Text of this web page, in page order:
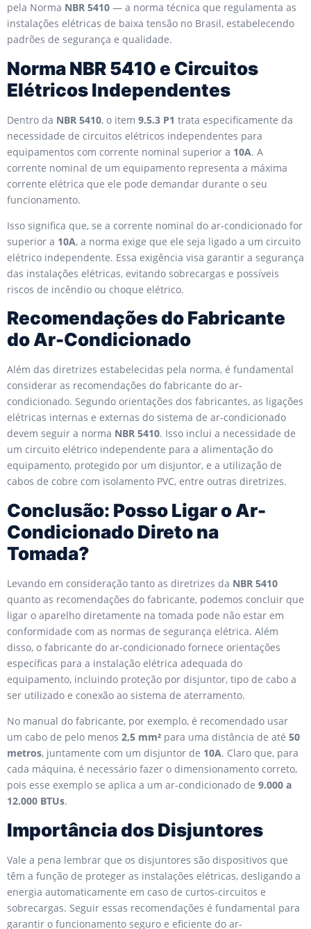
pela Norma NBR 5410 — a norma técnica que regulamenta as
instalações elétricas de baixa tensão no Brasil, estabelecendo
padrões de segurança e qualidade.
Norma NBR 5410 e Circuitos
Elétricos Independentes
Dentro da NBR 5410, o item 9.5.3 P1 trata especificamente da
necessidade de circuitos elétricos independentes para
equipamentos com corrente nominal superior a 10A. A
corrente nominal de um equipamento representa a máxima
corrente elétrica que ele pode demandar durante o seu
funcionamento.
Isso significa que, se a corrente nominal do ar-condicionado for
superior a 10A, a norma exige que ele seja ligado a um circuito
elétrico independente. Essa exigência visa garantir a segurança
das instalações elétricas, evitando sobrecargas e possíveis
riscos de incêndio ou choque elétrico.
Recomendações do Fabricante
do Ar-Condicionado
Além das diretrizes estabelecidas pela norma, é fundamental
considerar as recomendações do fabricante do ar-
condicionado. Segundo orientações dos fabricantes, as ligações
elétricas internas e externas do sistema de ar-condicionado
devem seguir a norma NBR 5410. Isso inclui a necessidade de
um circuito elétrico independente para a alimentação do
equipamento, protegido por um disjuntor, e a utilização de
cabos de cobre com isolamento PVC, entre outras diretrizes.
Conclusão: Posso Ligar o Ar-
Condicionado Direto na
Tomada?
Levando em consideração tanto as diretrizes da NBR 5410
quanto as recomendações do fabricante, podemos concluir que
ligar o aparelho diretamente na tomada pode não estar em
conformidade com as normas de segurança elétrica. Além
disso, o fabricante do ar-condicionado fornece orientações
específicas para a instalação elétrica adequada do
equipamento, incluindo proteção por disjuntor, tipo de cabo a
ser utilizado e conexão ao sistema de aterramento.
No manual do fabricante, por exemplo, é recomendado usar
um cabo de pelo menos 2,5 mm² para uma distância de até 50
metros, juntamente com um disjuntor de 10A. Claro que, para
cada máquina, é necessário fazer o dimensionamento correto,
pois esse exemplo se aplica a um ar-condicionado de 9.000 a
12.000 BTUs.
Importância dos Disjuntores
Vale a pena lembrar que os disjuntores são dispositivos que
têm a função de proteger as instalações elétricas, desligando a
energia automaticamente em caso de curtos-circuitos e
sobrecargas. Seguir essas recomendações é fundamental para
garantir o funcionamento seguro e eficiente do ar-